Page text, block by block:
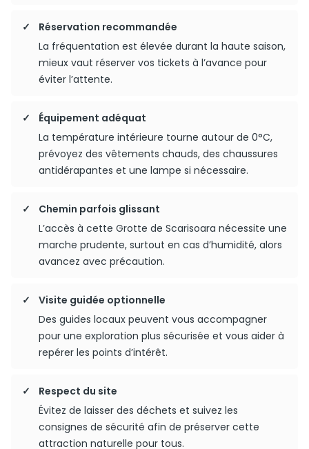
Réservation recommandée
La fréquentation est élevée durant la haute saison,
mieux vaut réserver vos tickets à l’avance pour
éviter l’attente.
Équipement adéquat
La température intérieure tourne autour de 0°C,
prévoyez des vêtements chauds, des chaussures
antidérapantes et une lampe si nécessaire.
Chemin parfois glissant
L’accès à cette Grotte de Scarisoara nécessite une
marche prudente, surtout en cas d’humidité, alors
avancez avec précaution.
Visite guidée optionnelle
Des guides locaux peuvent vous accompagner
pour une exploration plus sécurisée et vous aider à
repérer les points d’intérêt.
Respect du site
Évitez de laisser des déchets et suivez les
consignes de sécurité afin de préserver cette
attraction naturelle pour tous.